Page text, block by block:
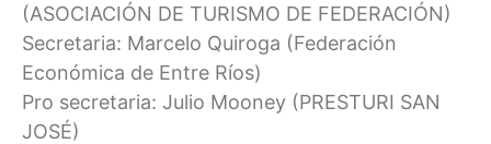
(ASOCIACIÓN DE TURISMO DE FEDERACIÓN)
Secretaria: Marcelo Quiroga (Federación
Económica de Entre Ríos)
Pro secretaria: Julio Mooney (PRESTURI SAN
JOSÉ)